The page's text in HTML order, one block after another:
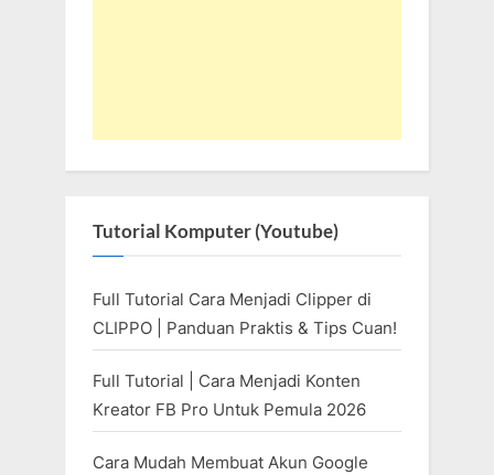
Tutorial Komputer (Youtube)
Full Tutorial Cara Menjadi Clipper di
CLIPPO | Panduan Praktis & Tips Cuan!
Full Tutorial | Cara Menjadi Konten
Kreator FB Pro Untuk Pemula 2026
Cara Mudah Membuat Akun Google